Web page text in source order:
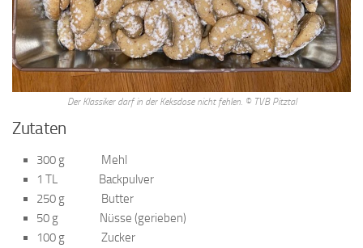
Der Klassiker darf in der Keksdose nicht fehlen. © TVB Pitztal
Zutaten
300 g Mehl
1 TL Backpulver
250 g Butter
50 g Nüsse (gerieben)
100 g Zucker